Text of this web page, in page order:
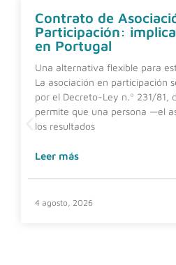
Contrato de
Participación:
en Portugal
Una alternativa flexible para
La asociación en participación
por el Decreto-Ley n.º 231/81,
permite que una persona —el
los resultados
Leer más
4 agosto, 2026